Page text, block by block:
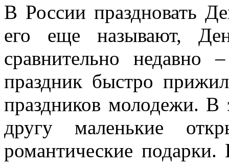
В России праздновать
его еще называют,
сравнительно
праздник быстро
праздников молодежи. В
другу маленькие
романтические